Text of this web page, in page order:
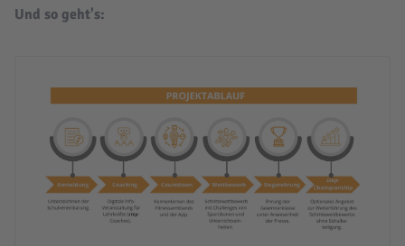
Und so geht's: